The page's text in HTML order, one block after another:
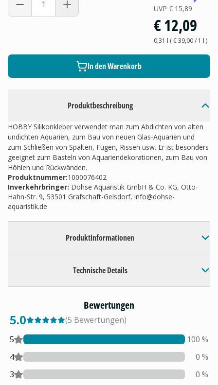
Produktbeschreibung
HOBBY Silikonkleber verwendet man zum Abdichten von alten
undichten Aquarien, zum Bau von neuen Glas-Aquarien und
zum Schließen von Spalten, Fugen, Rissen usw. Er ist besonders
geeignet zum Basteln von Aquariendekorationen, zum Bau von
Höhlen und Rückwänden.
Produktnummer:1000076402
Inverkehrbringer: Dohse Aquaristik GmbH & Co. KG, Otto-
Hahn-Str. 9, 53501 Grafschaft-Gelsdorf, info@dohse-
aquaristik.de
Produktinformationen
Technische Details
UVP € 15,89
€ 12,09
0,31 l (€ 39,00/ 1 l )
In den Warenkorb
Bewertungen
5.0 (5 Bewertungen)
5
100 %
4
0 %
3
0 %